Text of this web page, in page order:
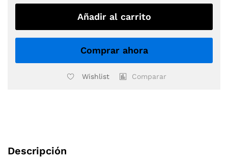
40
Añadir al carrito
Comprar ahora
Wishlist Comparar
Descripción